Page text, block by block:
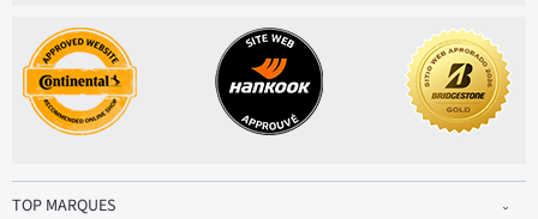
TOP MARQUES